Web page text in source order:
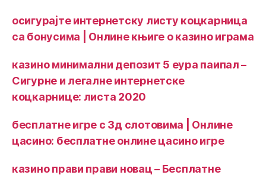
осигурајте интернетску листу коцкарница
са бонусима | Онлине књиге о казино играма
казино минимални депозит 5 еура паипал –
Сигурне и легалне интернетске
коцкарнице: листа 2020
бесплатне игре с 3д слотовима | Онлине
цасино: бесплатне онлине цасино игре
казино прави прави новац – Бесплатне